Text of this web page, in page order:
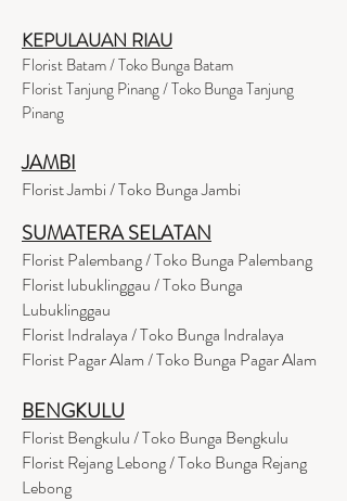
KEPULAUAN RIAU
Florist Batam / Toko Bunga Batam
Florist Tanjung Pinang / Toko Bunga Tanjung
Pinang
JAMBI
Florist Jambi / Toko Bunga Jambi
SUMATERA SELATAN
Florist Palembang / Toko Bunga Palembang
Florist lubuklinggau / Toko Bunga
Lubuklinggau
Florist Indralaya / Toko Bunga Indralaya
Florist Pagar Alam / Toko Bunga Pagar Alam
BENGKULU
Florist Bengkulu / Toko Bunga Bengkulu
Florist Rejang Lebong / Toko Bunga Rejang
Lebong